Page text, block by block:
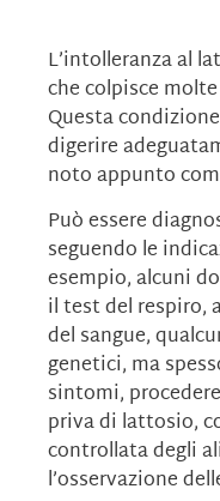
L’intolleranza al
che colpisce
Questa
digerire
noto appunto
Può essere
seguendo le
esempio, alcuni
il test del respiro,
del sangue,
genetici, ma
sintomi,
priva di lattosio,
controllata degli
l’osservazione